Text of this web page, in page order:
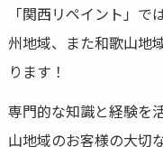
「関西リペイント」
州地域、また和歌山地
ります！
専門的な知識と経験を
山地域のお客様の大切